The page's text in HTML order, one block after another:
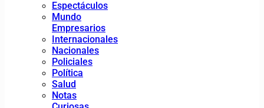
Espectáculos
Mundo
Empresarios
Internacionales
Nacionales
Policiales
Política
Salud
Notas